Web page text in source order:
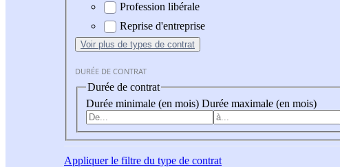
Profession libérale
Reprise d'entreprise
Voir plus de types de contrat
DURÉE DE CONTRAT
Durée de contrat
Durée minimale (en mois) Durée maximale (en mois)
Appliquerle filtre du type de contrat